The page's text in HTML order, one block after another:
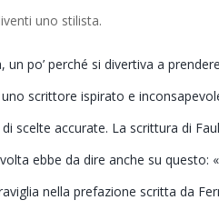
uno stilista.
un po’ perché si divertiva a
scrittore ispirato e
scelte accurate. La scrittura di
ebbe da dire anche su questo:
nella prefazione scritta da